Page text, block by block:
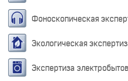
Фоноскопическая
Экологическая
Экспертиза